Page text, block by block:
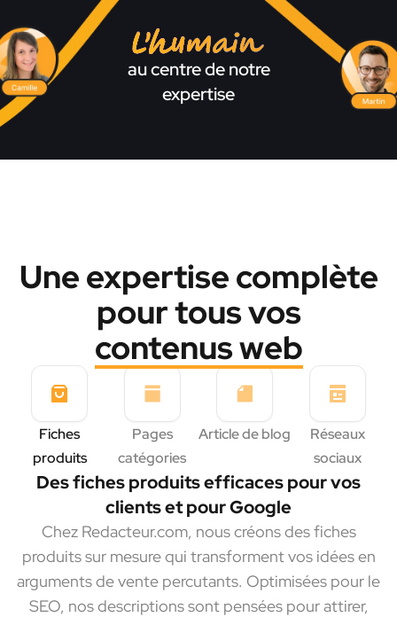
L'humain
au centre de notre
expertise
Une expertise complète
pour tous vos
contenus web
Fiches
produits
Pages
catégories
Article de blog
Réseaux
sociaux
Des fiches produits efficaces pour vos
clients et pour Google
Chez Redacteur.com, nous créons des fiches
produits sur mesure qui transforment vos idées en
arguments de vente percutants. Optimisées pour le
SEO, nos descriptions sont pensées pour attirer,